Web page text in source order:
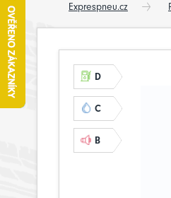
Exprespneu.cz
D
C
B